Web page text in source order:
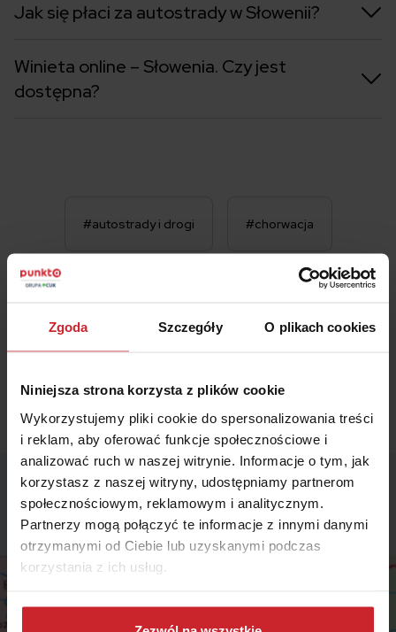
Zgoda Szczegóły O plikach cookies
Niniejsza strona korzysta z plików cookie
Wykorzystujemy pliki cookie do spersonalizowania treści
i reklam, aby oferować funkcje społecznościowe i
analizować ruch w naszej witrynie. Informacje o tym, jak
korzystasz z naszej witryny, udostępniamy partnerom
społecznościowym, reklamowym i analitycznym.
Partnerzy mogą połączyć te informacje z innymi danymi
otrzymanymi od Ciebie lub uzyskanymi podczas
korzystania z ich usług.
Dowiedz się więcej na temat tego, kim jesteśmy, jak
Jak się płaci za autostrady w Słowenii?
Winieta online – Słowenia. Czy jest
dostępna?
#autostrady i drogi #chorwacja
internetowej mają charakter wyłącznie informacyjno-edukacyjny,
biznesowych, inwestycyjnych, lub podatkowych, za które to decyzje
właściciel strony internetowej ani autorzy nie ponoszą jakiejkolwiek
odpowiedzialności.
Podobne artykuły